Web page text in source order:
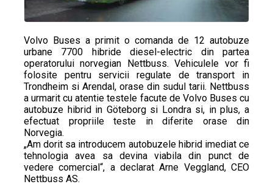
Volvo Buses a primit o comanda de 12 autobuze
urbane 7700 hibride diesel-electric din partea
operatorului norvegian Nettbuss. Vehiculele vor fi
folosite pentru servicii regulate de transport in
Trondheim si Arendal, orase din sudul tarii. Nettbuss
a urmarit cu atentie testele facute de Volvo Buses cu
autobuze hibrid in Göteborg si Londra si, in plus, a
efectuat propriile teste in diferite orase din
Norvegia.
„Am dorit sa introducem autobuzele hibrid imediat ce
tehnologia avea sa devina viabila din punct de
vedere comercial“, a declarat Arne Veggland, CEO
Nettbuss AS.